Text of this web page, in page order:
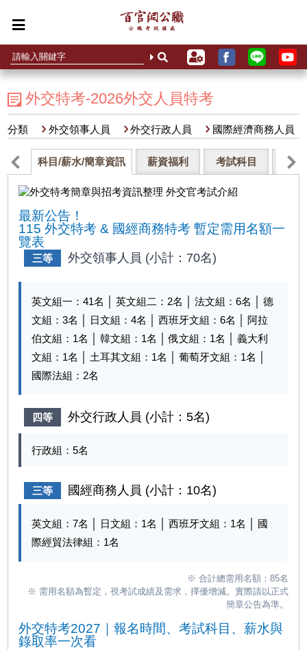
外交特考-2026外交人員特考
分類 外交領事人員 外交行政人員 國際經濟商務人員
科目/薪水/簡章資訊 薪資福利 考試科目 歷年
最新公告！
115 外交特考 & 國經商務特考 暫定需用名額一
覽表
三等 外交領事人員 (小計：70名)
英文組一：41名 │ 英文組二： 2名 │ 法文組：6名 │ 德
文組：3名 │ 日文組：4名 │ 西班牙文組：6名 │ 阿拉
伯文組： 1名 │ 韓文組： 1名 │ 俄文組： 1名 │ 義大利
文組： 1名 │ 土耳其文組： 1名 │ 葡萄牙文組： 1名 │
國際法組： 2名
四等 外交行政人員 (小計：5名)
行政組：5名
三等 國經商務人員 (小計：10名)
英文組：7名 │ 日文組： 1名 │ 西班牙文組： 1名 │ 國
際經貿法律組： 1名
※ 合計總需用名額：85名
※ 需用名額為暫定，視考試成績及需求，擇優增減。實際請以正式
簡章公告為準。
外交特考2027｜報名時間、考試科目、薪水與
錄取率一次看